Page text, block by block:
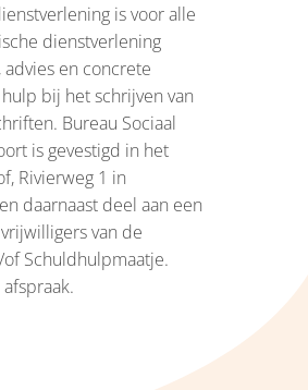
is voor alle
dienstverlening
en concrete
bij het schrijven van
Bureau Sociaal
is gevestigd in het
Rivierweg 1 in
daarnaast deel aan een
van de
Schuldhulpmaatje.